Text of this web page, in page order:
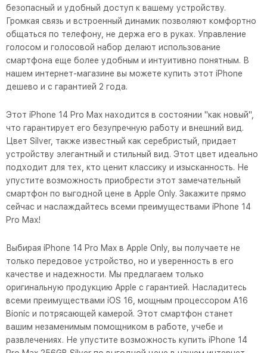
безопасный и удобный доступ к вашему устройству.
Громкая связь и встроенный динамик позволяют комфортно
общаться по телефону, не держа его в руках. Управление
голосом и голосовой набор делают использование
смартфона еще более удобным и интуитивно понятным. В
нашем интернет-магазине вы можете купить этот iPhone
дешево и с гарантией 2 года.
Этот iPhone 14 Pro Max находится в состоянии "как новый",
что гарантирует его безупречную работу и внешний вид.
Цвет Silver, также известный как серебристый, придает
устройству элегантный и стильный вид. Этот цвет идеально
подходит для тех, кто ценит классику и изысканность. Не
упустите возможность приобрести этот замечательный
смартфон по выгодной цене в Apple Only. Закажите прямо
сейчас и наслаждайтесь всеми преимуществами iPhone 14
Pro Max!
Выбирая iPhone 14 Pro Max в Apple Only, вы получаете не
только передовое устройство, но и уверенность в его
качестве и надежности. Мы предлагаем только
оригинальную продукцию Apple с гарантией. Насладитесь
всеми преимуществами iOS 16, мощным процессором A16
Bionic и потрясающей камерой. Этот смартфон станет
вашим незаменимым помощником в работе, учебе и
развлечениях. Не упустите возможность купить iPhone 14